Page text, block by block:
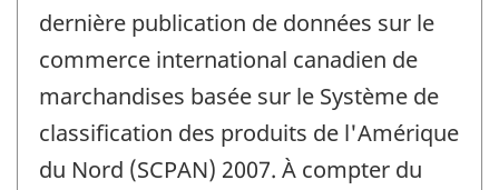
de
changement
-
dernière publication de données sur le
commerce international canadien de
marchandises basée sur le Système de
classification des produits de l'Amérique
du Nord (SCPAN) 2007. À compter du